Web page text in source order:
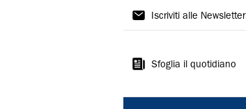
Gazzetta
Reggio
Iscriviti alle Newsletter
Sfoglia il quotidiano